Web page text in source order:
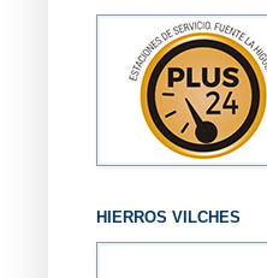
HIERROS VILCHES